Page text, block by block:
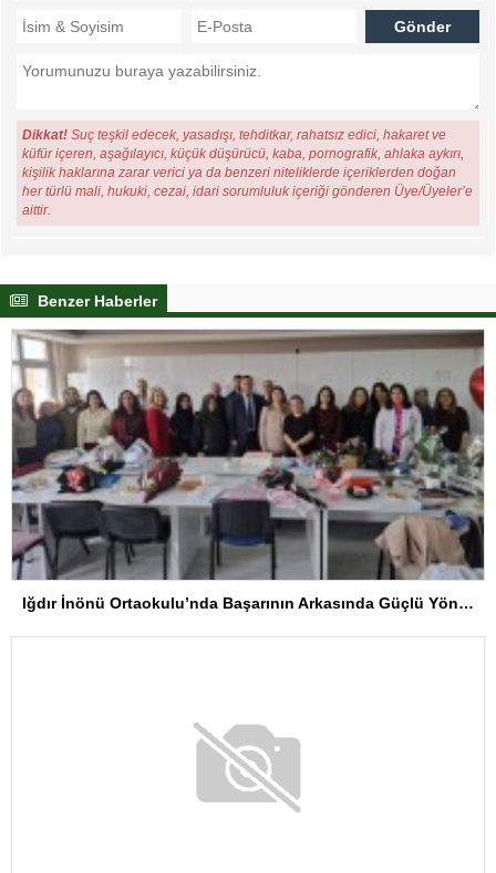
Dikkat! Suç teşkil edecek, yasadışı, tehditkar, rahatsız edici, hakaret ve
küfür içeren, aşağılayıcı, küçük düşürücü, kaba, pornografik, ahlaka aykırı,
kişilik haklarına zarar verici ya da benzeri niteliklerde içeriklerden doğan
her türlü mali, hukuki, cezai, idari sorumluluk içeriği gönderen Üye/Üyeler’e
aittir.
Benzer Haberler
Iğdır İnönü Ortaokulu’nda Başarının Arkasında Güçlü Yönetim ve Özverili Eğitim Kadrosu Bulunuyor